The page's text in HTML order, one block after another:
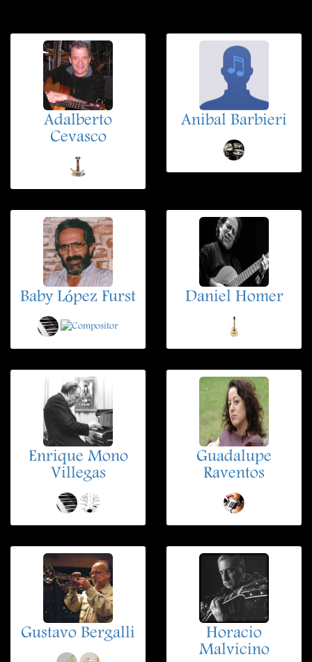
Adalberto
Cevasco
Anibal Barbieri
Baby López Furst Daniel Homer
Enrique Mono
Villegas
Guadalupe
Raventos
Gustavo Bergalli
Horacio
Malvicino